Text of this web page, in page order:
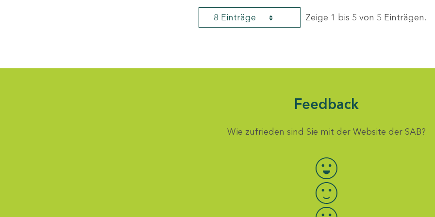
8 Einträge Zeige 1 bis 5 von 5 Einträgen.
Feedback
Wie zufrieden sind Sie mit der Website der SAB?
Bewertung auswählen